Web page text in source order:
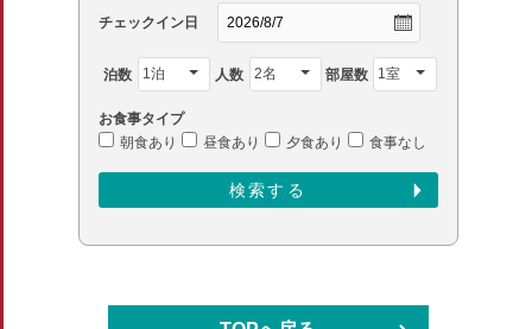
チェックイン日
泊数 人数 部屋数
お食事タイプ
朝食あり
昼食あり 夕食あり 食事なし